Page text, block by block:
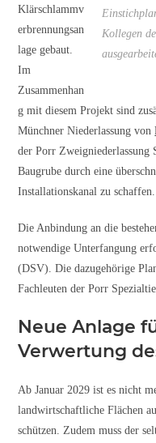
Kollegen
Klärschlammv
erbrennungsan
lage gebaut.
Im
Zusammenhan
g mit diesem Projekt sind
Münchner Niederlassung von
der Porr Zweigniederlassung
Baugrube durch eine
Installationskanal zu schaffen.
Die Anbindung an die
notwendige Unterfangung
(DSV). Die dazugehörige
Fachleuten der Porr
Neue Anlage
Verwertung
Ab Januar 2029 ist es nicht
landwirtschaftliche Flächen
schützen. Zudem muss der